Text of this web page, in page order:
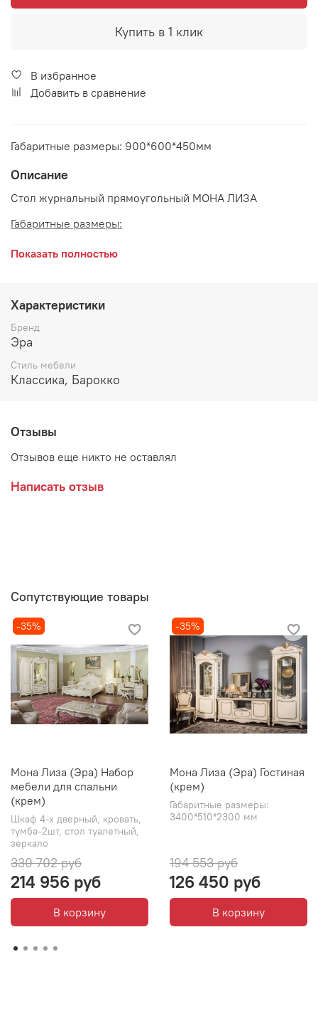
Купить в 1 клик
В избранное
Добавить в сравнение
Габаритные размеры: 900*600*450мм
Описание
Стол журнальный прямоугольный МОНА ЛИЗА
Габаритные размеры:
длина 900 мм
высота 450 мм
Цвет:
Крем
Декоративные элементы покрыты золотой и темной
патиной, сверху покрыто лаком
Показать полностью
Характеристики
Бренд
Эра
Стиль мебели
Классика, Барокко
Отзывы
Отзывов еще никто не оставлял
Написать отзыв
Сопутствующие товары
-35%
Мона Лиза (Эра) Набор
мебели для спальни
(крем)
Шкаф 4-х дверный, кровать,
тумба-2шт, стол туалетный,
зеркало
330 702 руб
214 956 руб
В корзину
-35%
Мона Лиза (Эра) Гостиная
(крем)
Габаритные размеры:
3400*510*2300 мм
194 553 руб
126 450 руб
В корзину